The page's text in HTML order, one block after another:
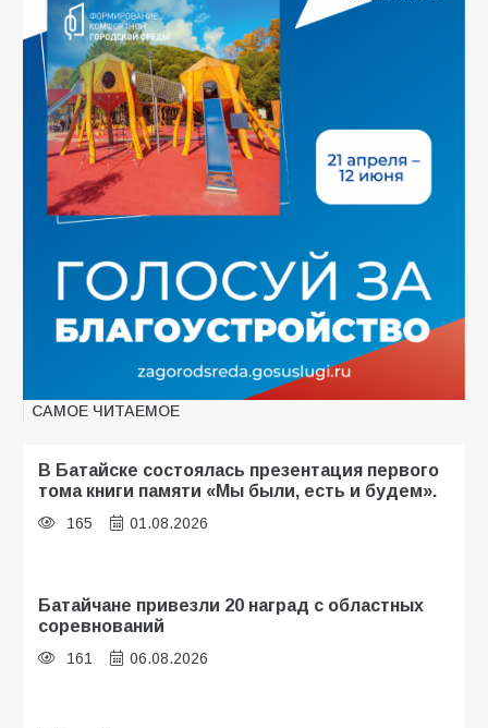
САМОЕ ЧИТАЕМОЕ
В Батайске состоялась презентация первого
тома книги памяти «Мы были, есть и будем».
165 01.08.2026
Батайчане привезли 20 наград с областных
соревнований
161 06.08.2026